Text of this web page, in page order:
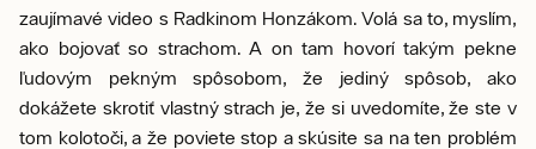
zaujímavé video s Radkinom Honzákom. Volá sa to, myslím,
ako bojovať so strachom. A on tam hovorí takým pekne
ľudovým pekným spôsobom, že jediný spôsob, ako
dokážete skrotiť vlastný strach je, že si uvedomíte, že ste v
tom kolotoči, a že poviete stop a skúsite sa na ten problém